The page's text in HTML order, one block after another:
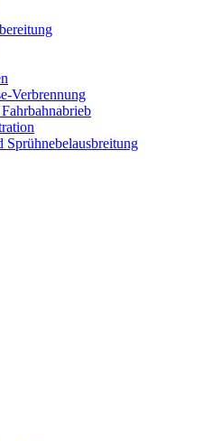
Verbrennung
Sprühnebelausbreitung